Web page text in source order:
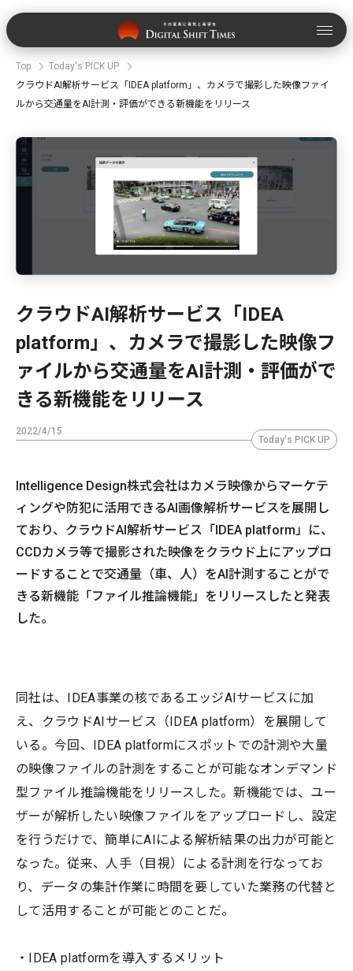
Top
Today's PICK UP
クラウドAI解析サービス「IDEA platform」、カメラで撮影した映像ファイ
ルから交通量をAI計測・評価ができる新機能をリリース
クラウドAI解析サービス「IDEA
platform」、カメラで撮影した映像フ
ァイルから交通量をAI計測・評価がで
きる新機能をリリース
2022/4/15
Today's PICK UP
Intelligence Design株式会社はカメラ映像からマーケテ
ィングや防犯に活用できるAI画像解析サービスを展開し
ており、クラウドAI解析サービス「IDEA platform」に、
CCDカメラ等で撮影された映像をクラウド上にアップロ
ードすることで交通量（車、人）をAI計測することがで
きる新機能「ファイル推論機能」をリリースしたと発表
した。
同社は、IDEA事業の核であるエッジAIサービスに加
え、クラウドAIサービス（IDEA platform）を展開して
いる。今回、IDEA platformにスポットでの計測や大量
の映像ファイルの計測をすることが可能なオンデマンド
型ファイル推論機能をリリースした。新機能では、ユー
ザーが解析したい映像ファイルをアップロードし、設定
を行うだけで、簡単にAIによる解析結果の出力が可能と
なった。従来、人手（目視）による計測を行なってお
り、データの集計作業に時間を要していた業務の代替と
して活用することが可能とのことだ。
・IDEA platformを導入するメリット